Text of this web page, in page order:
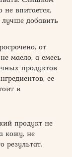
не впитается,
добавить
от
масло, а смесь
продуктов
ее
в
продукт не
кожу, не
результат.